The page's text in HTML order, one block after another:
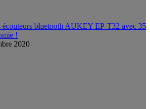
écouteurs bluetooth AUKEY EP-T32 avec 35
!
2020